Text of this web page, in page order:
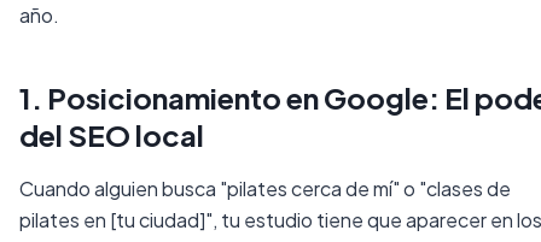
año.
1. Posicionamiento en Google: El
del SEO local
Cuando alguien busca "pilates cerca de mí"o "clases de
pilates en [tu ciudad]", tu estudio tiene que aparecer en los